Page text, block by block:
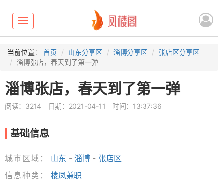
Toggle
navigation
当前位置： 首页 山东分享区 淄博分享区
张店区分享区
淄博张店，春天到了第一弹
淄博张店，春天到了第一弹
阅读：3214 日期：2021-04-11 时间：13:37:36
基础信息
城市区域： 山东 - 淄博 - 张店区
信息种类：
楼凤兼职